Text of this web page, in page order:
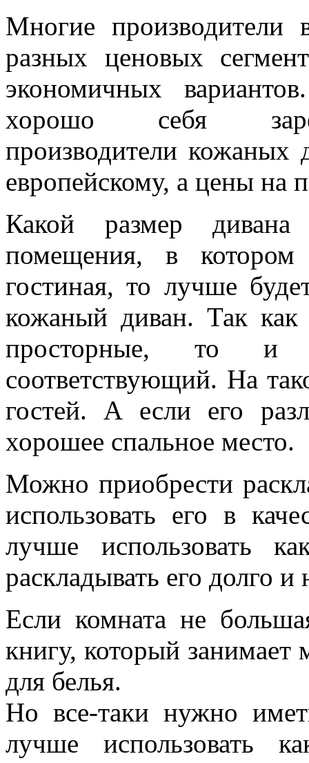
Многие
разных ценовых
экономичных
хорошо себя
производители кожаных
европейскому, а цены на
Какой размер
помещения, в
гостиная, то лучше
кожаный диван. Так как
просторные, то и
соответствующий. На
гостей. А если его
хорошее спальное место.
Можно приобрести
использовать его в
лучше использовать
раскладывать его долго
Если комната не
книгу, который
для белья.
Но все-таки нужно
лучше использовать